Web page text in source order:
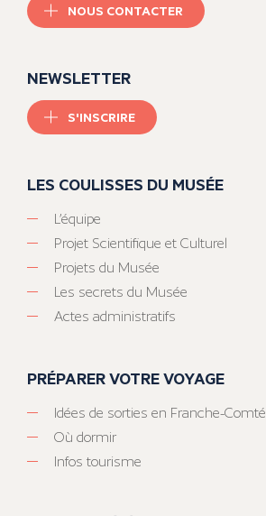
NOUS CONTACTER
NEWSLETTER
S'INSCRIRE
LES COULISSES DU MUSÉE
L’équipe
Projet Scientifique et Culturel
Projets du Musée
Les secrets du Musée
Actes administratifs
PRÉPARER VOTRE VOYAGE
Idées de sorties en Franche-Comté
Où dormir
Infos tourisme